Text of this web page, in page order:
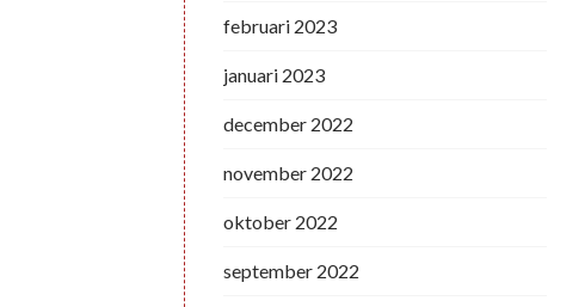
februari 2023
januari 2023
december 2022
november 2022
oktober 2022
september 2022